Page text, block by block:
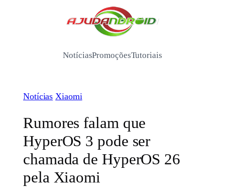
/
NotíciasPromoçõesTutoriais
Notícias Xiaomi
Rumores falam que
HyperOS 3 pode ser
chamada de HyperOS 26
pela Xiaomi